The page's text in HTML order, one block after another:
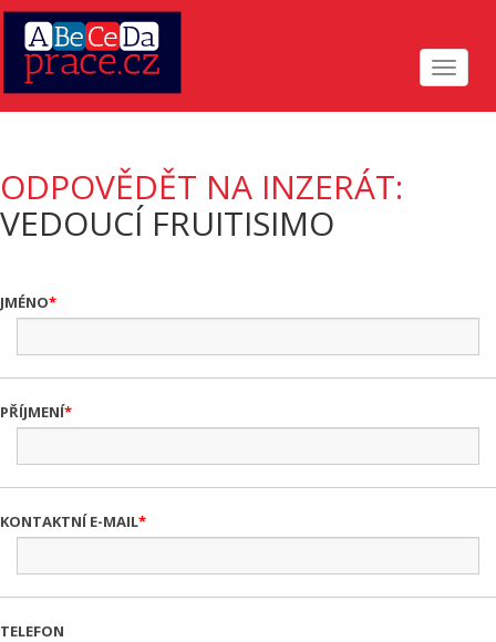
Toggle
ODPOVĚDĚT NA INZERÁT:
VEDOUCÍ FRUITISIMO
JMÉNO
PŘÍJMENÍ
KONTAKTNÍ E-MAIL
TELEFON